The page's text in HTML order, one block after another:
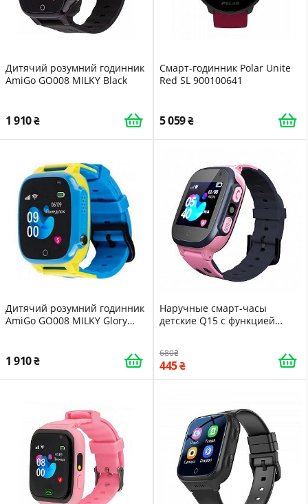
Дитячий розумний годинник
AmiGo GO008 MILKY Black
1 910
Смарт-годинник Polar Unite
Red SL 900100641
5 059
Дитячий розумний годинник
AmiGo GO008 MILKY Glory
1 910
Наручные смарт-часы
детские Q15 с функцией
680
445